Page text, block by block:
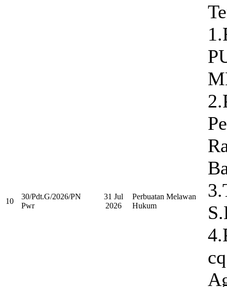
10
30/Pdt.G/2026/PN
Pwr
31 Jul
2026
Perbuatan Melawan
Hukum